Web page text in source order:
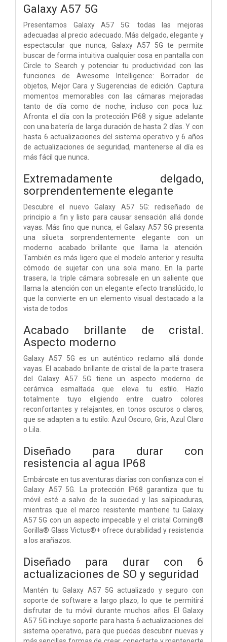
Galaxy A57 5G
Presentamos Galaxy A57 5G: todas las mejoras
adecuadas al precio adecuado. Más delgado, elegante y
espectacular que nunca, Galaxy A57 5G te permite
buscar de forma intuitiva cualquier cosa en pantalla con
Circle to Search y potenciar tu productividad con las
funciones de Awesome Intelligence: Borrador de
objetos, Mejor Cara y Sugerencias de edición. Captura
momentos memorables con las cámaras mejoradas
tanto de día como de noche, incluso con poca luz.
Afronta el día con la protección IP68 y sigue adelante
con una batería de larga duración de hasta 2 días. Y con
hasta 6 actualizaciones del sistema operativo y 6 años
de actualizaciones de seguridad, mantenerse al día es
más fácil que nunca.
Extremadamente delgado,
sorprendentemente elegante
Descubre el nuevo Galaxy A57 5G: rediseñado de
principio a fin y listo para causar sensación allá donde
vayas. Más fino que nunca, el Galaxy A57 5G presenta
una silueta sorprendentemente elegante con un
moderno acabado brillante que llama la atención.
También es más ligero que el modelo anterior y resulta
cómodo de sujetar con una sola mano. En la parte
trasera, la triple cámara sobresale en un saliente que
llama la atención con un elegante efecto translúcido, lo
que la convierte en un elemento visual destacado a la
vista de todos
Acabado brillante de cristal.
Aspecto moderno
Galaxy A57 5G es un auténtico reclamo allá donde
vayas. El acabado brillante de cristal de la parte trasera
del Galaxy A57 5G tiene un aspecto moderno de
cerámica esmaltada que eleva tu estilo. Hazlo
totalmente tuyo eligiendo entre cuatro colores
reconfortantes y relajantes, en tonos oscuros o claros,
que se adapten a tu estilo: Azul Oscuro, Gris, Azul Claro
o Lila.
Diseñado para durar con
resistencia al agua IP68
Embárcate en tus aventuras diarias con confianza con el
Galaxy A57 5G. La protección IP68 garantiza que tu
móvil esté a salvo de la suciedad y las salpicaduras,
mientras que el marco resistente mantiene tu Galaxy
A57 5G con un aspecto impecable y el cristal Corning®
Gorilla® Glass Victus®+ ofrece durabilidad y resistencia
a los arañazos.
Diseñado para durar con 6
actualizaciones de SO y seguridad
Mantén tu Galaxy A57 5G actualizado y seguro con
soporte de software a largo plazo, lo que te permitirá
disfrutar de tu móvil durante muchos años. El Galaxy
A57 5G incluye soporte para hasta 6 actualizaciones del
sistema operativo, para que puedas descubrir nuevas y